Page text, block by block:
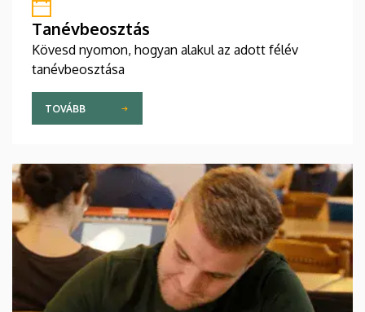
Tanévbeosztás
Kövesd nyomon, hogyan alakul az adott félév
tanévbeosztása
TOVÁBB